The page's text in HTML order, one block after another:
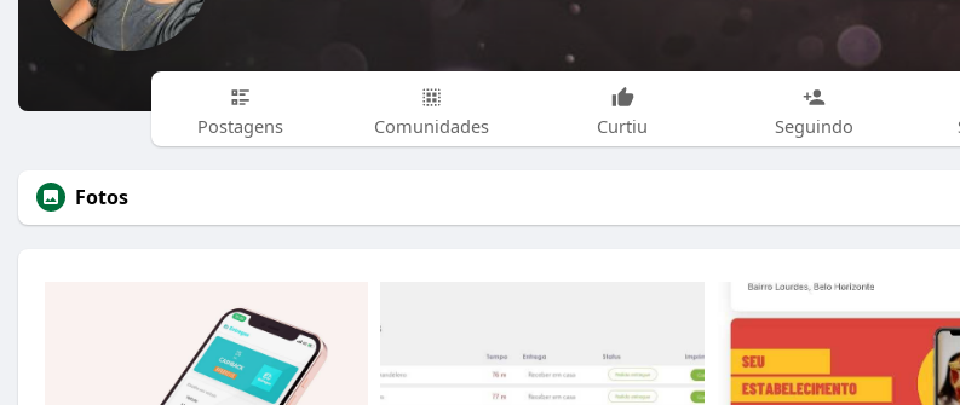
Postagens Comunidades Curtiu Seguindo
Fotos